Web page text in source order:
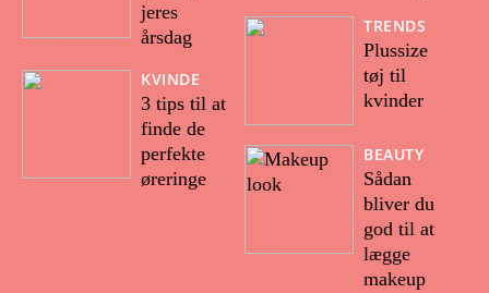
jeres
årsdag
KVINDE
3 tips til at
finde de
perfekte
øreringe
TRENDS
Plussize
tøj til
kvinder
BEAUTY
Sådan
bliver du
god til at
lægge
makeup